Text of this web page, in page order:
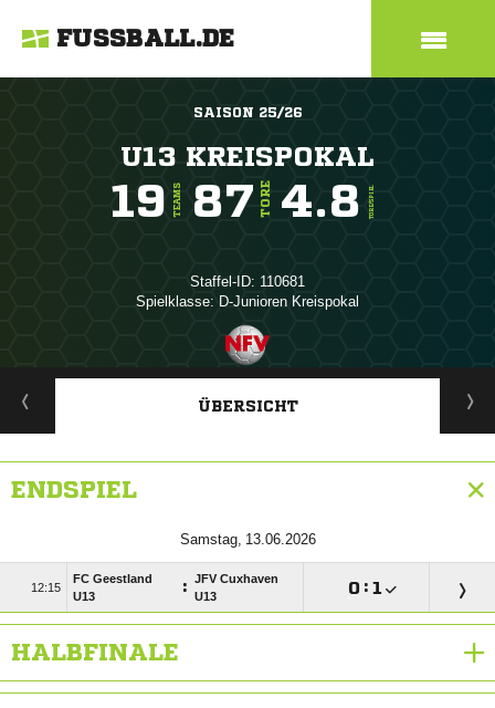
FUSSBALL.DE
SAISON 25/26
U13 KREISPOKAL
19 TEAMS 87 TORE 4.8 TORE/SPIEL
Staffel-ID: 110681
Spielklasse: D-Junioren Kreispokal
ANZEIGE
ÜBERSICHT
ENDSPIEL
 

FC Geestland
U13
: JFV Cuxhaven
U13
 : 
HALBFINALE